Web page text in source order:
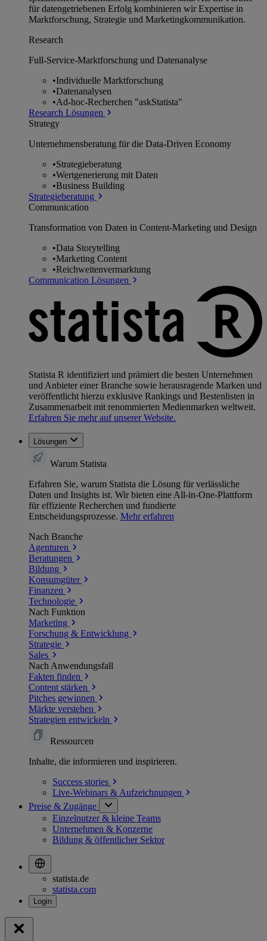
für datengetriebenen Erfolg kombinieren wir Expertise in
Marktforschung, Strategie und Marketingkommunikation.
Research
Full-Service-Marktforschung und Datenanalyse
•Individuelle Marktforschung
•Datenanalysen
•Ad-hoc-Recherchen "askStatista"
Research Lösungen
Strategy
Unternehmens­beratung für die Data-Driven Economy
•Strategieberatung
•Wertgenerierung mit Daten
•Business Building
Strategieberatung
Communication
Transformation von Daten in Content-Marketing und Design
•Data Storytelling
•Marketing Content
•Reichweitenvermarktung
Communication Lösungen
Statista R identifiziert und prämiert die besten Unternehmen
und Anbieter einer Branche sowie herausragende Marken und
veröffentlicht hierzu exklusive Rankings und Bestenlisten in
Zusammenarbeit mit renommierten Medienmarken weltweit.
Erfahren Sie mehr auf unserer Website.
Lösungen
Warum Statista
Erfahren Sie, warum Statista die Lösung für verlässliche
Daten und Insights ist. Wir bieten eine All-in-One-Plattform
für effiziente Recherchen und fundierte
Entscheidungsprozesse. Mehr erfahren
Nach Branche
Agenturen
Beratungen
Bildung
Konsumgüter
Finanzen
Technologie
Nach Funktion
Marketing
Forschung & Entwicklung
Strategie
Sales
Nach Anwendungsfall
Fakten finden
Content stärken
Pitches gewinnen
Märkte verstehen
Strategien entwickeln
Ressourcen
Inhalte, die informieren und inspirieren.
Success stories
Live-Webinars & Aufzeichnungen
Preise & Zugänge
Einzelnutzer & kleine Teams
Unternehmen & Konzerne
Bildung & öffentlicher Sektor
statista.de
statista.com